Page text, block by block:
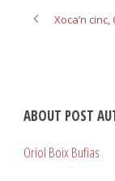
Xoca’n cinc,
ABOUT POST
Oriol Boix Bufias